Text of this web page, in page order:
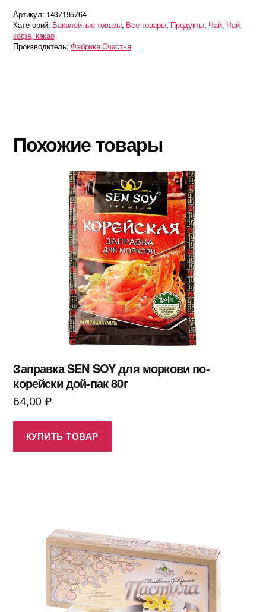
Артикул: 1437195764
Категорий: Бакалейные товары, Все товары, Продукты, Чай, Чай,
кофе, какао
Производитель:Фабрика Счастья
Похожие товары
Заправка SEN SOY для моркови по-
корейски дой-пак 80г
64,00 ₽
КУПИТЬ ТОВАР